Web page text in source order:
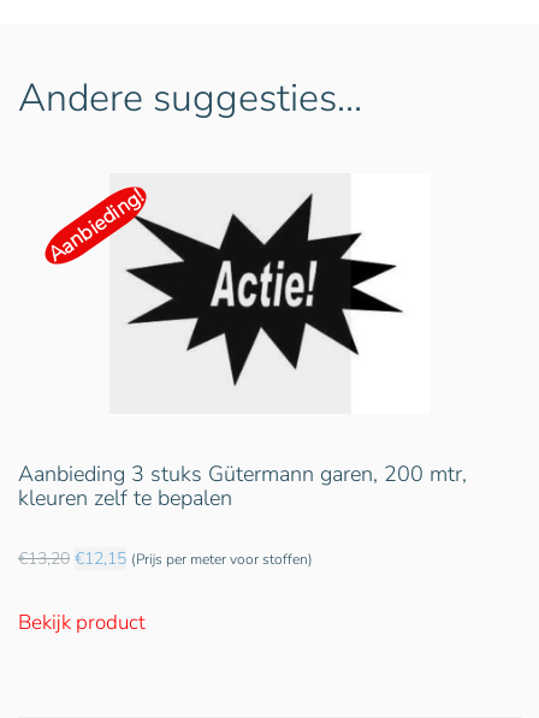
Andere suggesties…
Aanbieding!
Aanbieding 3 stuks Gütermann garen, 200 mtr,
kleuren zelf te bepalen
€13,20
Oorspronkelijke
was:
€12,15
Huidige
is:
(Prijs per meter voor stoffen)
Bekijk product